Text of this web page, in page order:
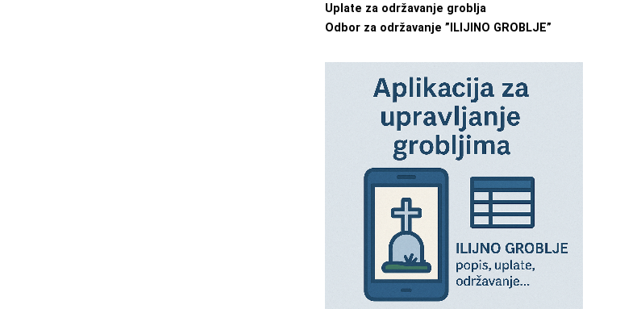
Uplate za održavanje groblja
Odbor za održavanje ”ILIJINO GROBLJE”